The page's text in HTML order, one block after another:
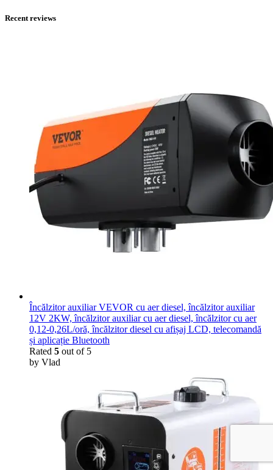
Recent reviews
Încălzitor auxiliar VEVOR cu aer diesel, încălzitor auxiliar
12V 2KW, încălzitor auxiliar cu aer diesel, încălzitor cu aer
0,12-0,26L/oră, încălzitor diesel cu afișaj LCD, telecomandă
și aplicație Bluetooth
Rated 5 out of 5
by Vlad